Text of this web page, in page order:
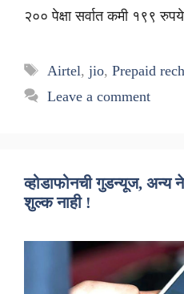
२०० पेक्षा सर्वात कमी १९९
Tags
Airtel, jio, Prepaid
Leave a comment
व्होडाफोनची गुडन्यूज, अन्य
शुल्क नाही !